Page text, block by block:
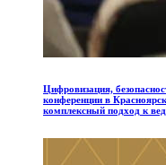
Цифровизация,
конференции в
комплексный подход к